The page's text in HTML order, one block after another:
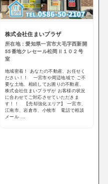
株式会社住まいプラザ
所在地：愛知県一宮市大毛字西新開
55番地クレセール松岡Ⅱ１０２号
室
地域密着！ あなたの不動産、お任せく
ださい！！ 一宮市や周辺地域で ご不
要な土地、相続してお困りの不動産、
株式会社住まいプラザが お客様の状況
に合わせてご対応させていただきま
す！！ 【売却強化エリア】 一宮市、
江南市、岩倉市、小牧市 電話で相談
メール ...